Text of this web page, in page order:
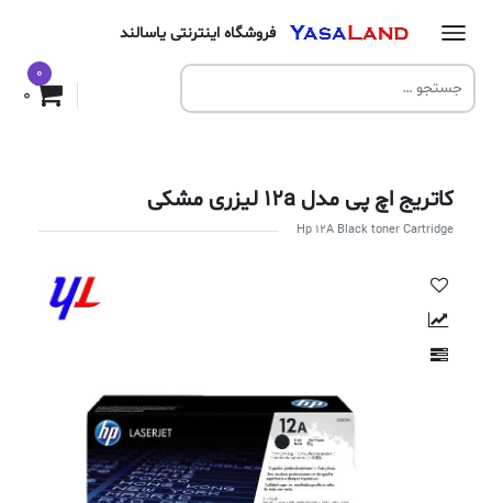
فروشگاه اینترنتی یاسالند
0
0
کاتریج اچ پی مدل 12a لیزری مشکی
Hp 12A Black toner Cartridge